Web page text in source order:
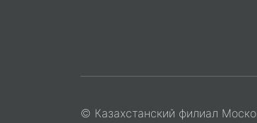
© Казахстанский филиал